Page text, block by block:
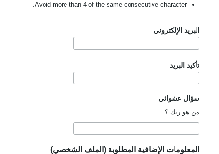
Avoid more than 4 of the same consecutive character.
البريد الإلكتروني
تأكيد البريد
سؤال عشوائي
من هو ربك ؟
المعلومات الإضافية المطلوبة (الملف الشخصي)